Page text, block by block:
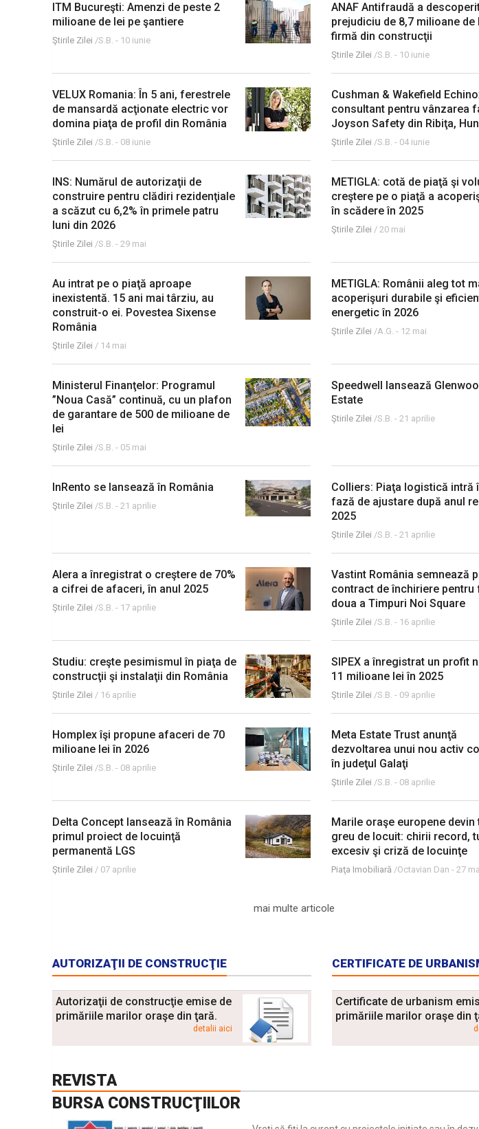
ITM Bucureşti: Amenzi de peste 2
milioane de lei pe şantiere
Ştirile Zilei /S.B. - 10 iunie
ANAF Antifraudă a
prejudiciu de 8,7 milioane de
firmă din construcţii
Ştirile Zilei /S.B. - 10 iunie
VELUX Romania: În 5 ani, ferestrele
de mansardă acţionate electric vor
domina piaţa de profil din România
Ştirile Zilei /S.B. - 08 iunie
Cushman & Wakefield
consultant pentru vânzarea
Joyson Safety din Ribiţa,
Ştirile Zilei /S.B. - 04 iunie
INS: Numărul de autorizaţii de
construire pentru clădiri rezidenţiale
a scăzut cu 6,2% în primele patru
luni din 2026
Ştirile Zilei /S.B. - 29 mai
METIGLA: cotă de piaţă şi
creştere pe o piaţă a
în scădere în 2025
Ştirile Zilei / 20 mai
Au intrat pe o piaţă aproape
inexistentă. 15 ani mai târziu, au
construit-o ei. Povestea Sixense
România
Ştirile Zilei / 14 mai
METIGLA: Românii aleg tot
acoperişuri durabile şi
energetic în 2026
Ştirile Zilei /A.G. - 12 mai
Ministerul Finanţelor: Programul
”Noua Casă” continuă, cu un plafon
de garantare de 500 de milioane de
lei
Ştirile Zilei /S.B. - 05 mai
Speedwell lansează
Estate
Ştirile Zilei /S.B. - 21 aprilie
InRento se lansează în România
Ştirile Zilei /S.B. - 21 aprilie
Colliers: Piaţa logistică intră
fază de ajustare după anul
2025
Ştirile Zilei /S.B. - 21 aprilie
Alera a înregistrat o creştere de 70%
a cifrei de afaceri, în anul 2025
Ştirile Zilei /S.B. - 17 aprilie
Vastint România semnează
contract de închiriere pentru
doua a Timpuri Noi Square
Ştirile Zilei /S.B. - 16 aprilie
Studiu: creşte pesimismul în piaţa de
construcţii şi instalaţii din România
Ştirile Zilei / 16 aprilie
SIPEX a înregistrat un profit
11 milioane lei în 2025
Ştirile Zilei /S.B. - 09 aprilie
Homplex îşi propune afaceri de 70
milioane lei în 2026
Ştirile Zilei /S.B. - 08 aprilie
Meta Estate Trust anunţă
dezvoltarea unui nou activ
în judeţul Galaţi
Ştirile Zilei /S.B. - 08 aprilie
Delta Concept lansează în România
primul proiect de locuinţă
permanentă LGS
Ştirile Zilei / 07 aprilie
Marile oraşe europene devin
greu de locuit: chirii record,
excesiv şi criză de locuinţe
Piaţa Imobiliară /Octavian Dan - 27
mai multe articole
AUTORIZAŢII DE CONSTRUCŢIE
Autorizaţii de construcţie emise de
primăriile marilor oraşe din ţară.
detalii aici
CERTIFICATE DE
Certificate de urbanism
primăriile marilor oraşe din
REVISTA
BURSA CONSTRUCŢIILOR